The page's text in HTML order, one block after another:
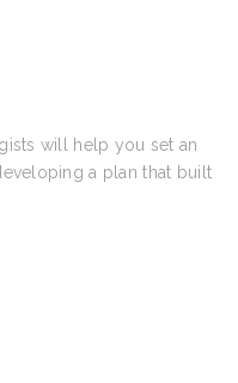
will help you set an
a plan that built